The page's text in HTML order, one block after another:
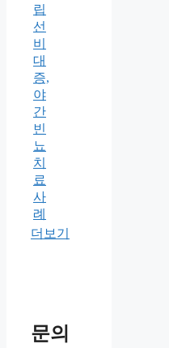
립
선
비
대
증,
야
간
빈
뇨
치
료
사
례
더보기
문의